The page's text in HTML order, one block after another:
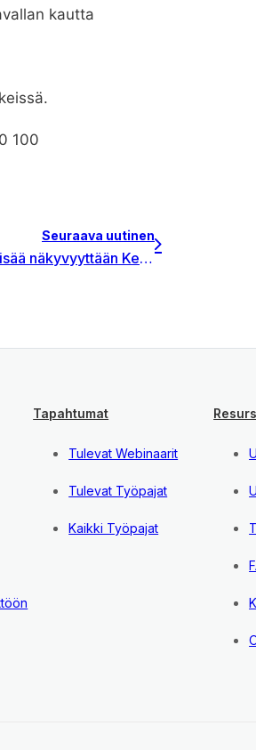
kautta
100
Seuraava uutinen
Datapartner lisää näkyvyyttään Keski- ja Itä-Euroopassa
Tapahtumat
Tulevat Webinaarit
Tulevat Työpajat
Kaikki Työpajat